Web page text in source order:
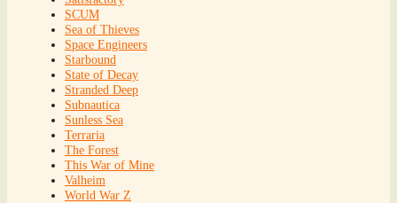
SCUM
Sea of Thieves
Space Engineers
Starbound
State of Decay
Stranded Deep
Subnautica
Sunless Sea
Terraria
The Forest
This War of Mine
Valheim
World War Z